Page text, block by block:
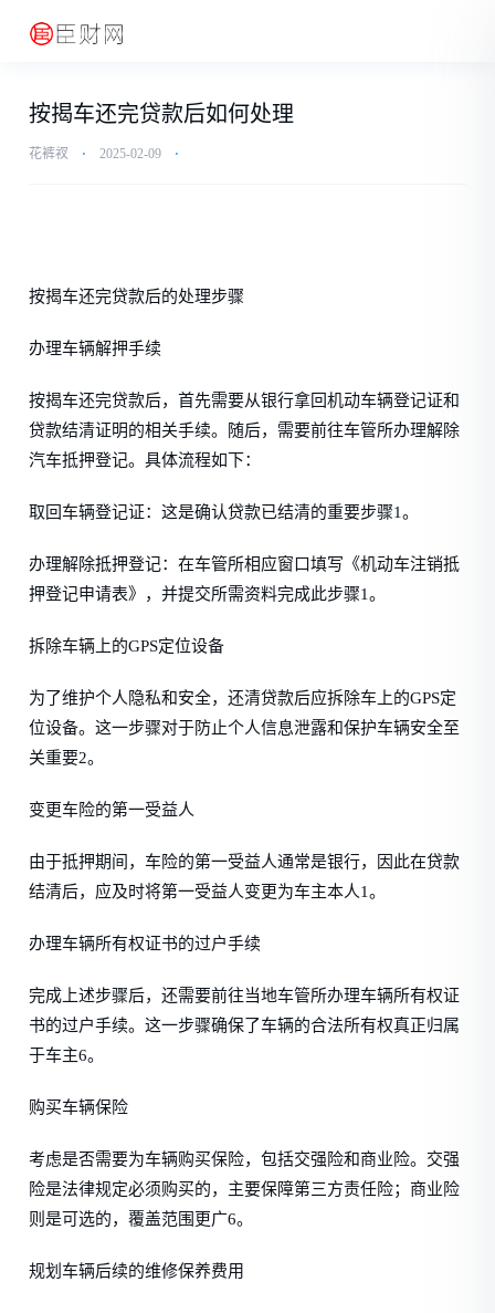
按揭车还完贷款后如何处理
花裤衩 ⋅ 2025-02-09 ⋅
按揭车还完贷款后的处理步骤
办理车辆解押手续
按揭车还完贷款后，首先需要从银行拿回机动车辆登记证和
贷款结清证明的相关手续。随后，需要前往车管所办理解除
汽车抵押登记。具体流程如下：
取回车辆登记证：这是确认贷款已结清的重要步骤1。
办理解除抵押登记：在车管所相应窗口填写《机动车注销抵
押登记申请表》，并提交所需资料完成此步骤1。
拆除车辆上的GPS定位设备
为了维护个人隐私和安全，还清贷款后应拆除车上的GPS定
位设备。这一步骤对于防止个人信息泄露和保护车辆安全至
关重要2。
变更车险的第一受益人
由于抵押期间，车险的第一受益人通常是银行，因此在贷款
结清后，应及时将第一受益人变更为车主本人1。
办理车辆所有权证书的过户手续
完成上述步骤后，还需要前往当地车管所办理车辆所有权证
书的过户手续。这一步骤确保了车辆的合法所有权真正归属
于车主6。
购买车辆保险
考虑是否需要为车辆购买保险，包括交强险和商业险。交强
险是法律规定必须购买的，主要保障第三方责任险；商业险
则是可选的，覆盖范围更广6。
规划车辆后续的维修保养费用